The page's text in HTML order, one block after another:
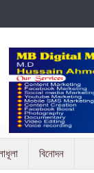
বিনোদন